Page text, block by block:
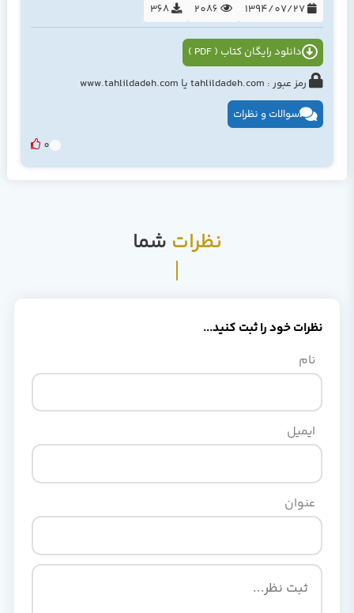
1394/07/27
368
دانلود رایگان کتاب ( PDF )
رمز عبور : tahlildadeh.com یا www.tahlildadeh.com
سوالات و نظرات
0
نظرات شما
نظرات خود را ثبت کنید...
نام
ایمیل
عنوان